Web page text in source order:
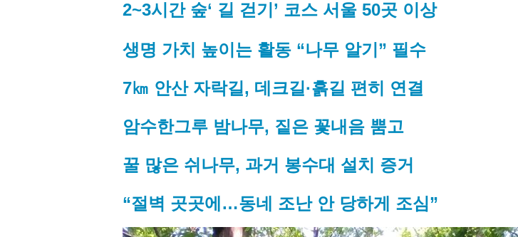
2~3시간 숲‘ 길 걷기’ 코스 서울 50곳 이상
생명 가치 높이는 활동 “나무 알기” 필수
7㎞ 안산 자락길, 데크길·흙길 편히 연결
암수한그루 밤나무, 짙은 꽃내음 뿜고
꿀 많은 쉬나무, 과거 봉수대 설치 증거
“절벽 곳곳에…동네 조난 안 당하게 조심”